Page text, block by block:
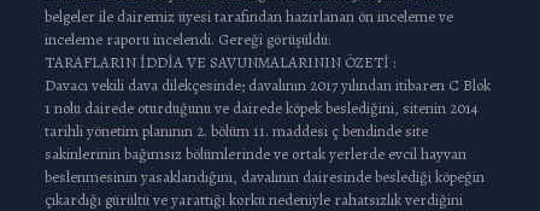
belgeler ile dairemiz üyesi tarafından hazırlanan ön inceleme ve
inceleme raporu incelendi. Gereği görüşüldü:
TARAFLARIN İDDİA VE SAVUNMALARININ ÖZETİ :
Davacı vekili dava dilekçesinde; davalının 2017 yılından itibaren C Blok
1 nolu dairede oturduğunu ve dairede köpek beslediğini, sitenin 2014
tarihli yönetim planının 2. bölüm 11. maddesi ç bendinde site
sakinlerinin bağımsız bölümlerinde ve ortak yerlerde evcil hayvan
beslenmesinin yasaklandığını, davalının dairesinde beslediği köpeğin
çıkardığı gürültü ve yarattığı korku nedeniyle rahatsızlık verdiğini